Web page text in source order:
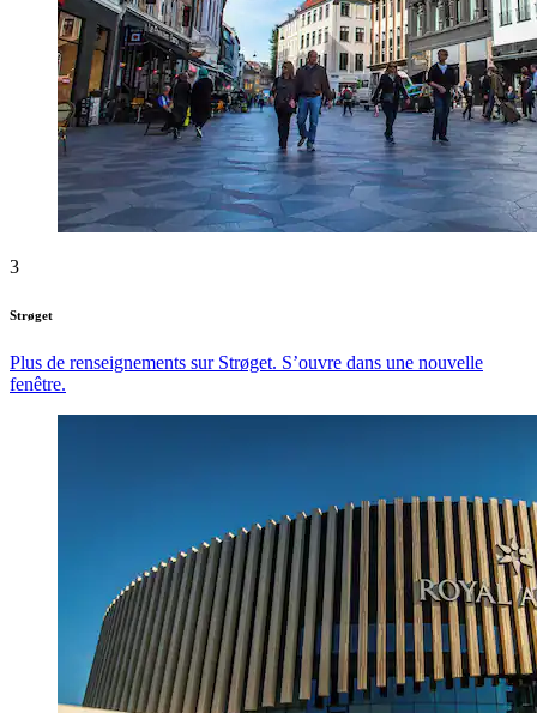
3
Strøget
Plus de renseignements sur Strøget. S’ouvre dans une nouvelle
fenêtre.